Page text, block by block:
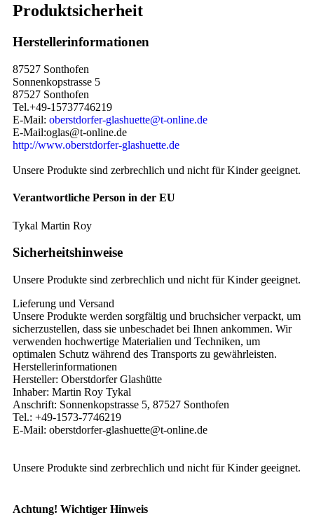
Produktsicherheit
Herstellerinformationen
87527 Sonthofen
Sonnenkopstrasse 5
87527 Sonthofen
Tel.+49-15737746219
E-Mail: oberstdorfer-glashuette@t-online.de
E-Mail:oglas@t-online.de
http://www.oberstdorfer-glashuette.de
Unsere Produkte sind zerbrechlich und nicht für Kinder geeignet.
Verantwortliche Person in der EU
Tykal Martin Roy
Sicherheitshinweise
Unsere Produkte sind zerbrechlich und nicht für Kinder geeignet.
Lieferung und Versand
Unsere Produkte werden sorgfältig und bruchsicher verpackt, um
sicherzustellen, dass sie unbeschadet bei Ihnen ankommen. Wir
verwenden hochwertige Materialien und Techniken, um
optimalen Schutz während des Transports zu gewährleisten.
Herstellerinformationen
Hersteller: Oberstdorfer Glashütte
Inhaber: Martin Roy Tykal
Anschrift: Sonnenkopstrasse 5, 87527 Sonthofen
Tel.: +49-1573-7746219
E-Mail: oberstdorfer-glashuette@t-online.de
Unsere Produkte sind zerbrechlich und nicht für Kinder geeignet.
Achtung! Wichtiger Hinweis